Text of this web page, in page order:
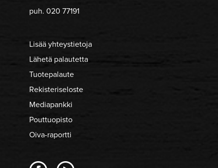
puh. 020 77191
Lisää yhteystietoja
Lähetä palautetta
Tuotepalaute
Rekisteriseloste
Mediapankki
Pouttuopisto
Oiva-raportti